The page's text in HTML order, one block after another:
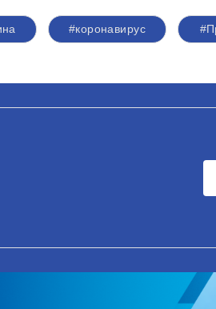
#коронавирус